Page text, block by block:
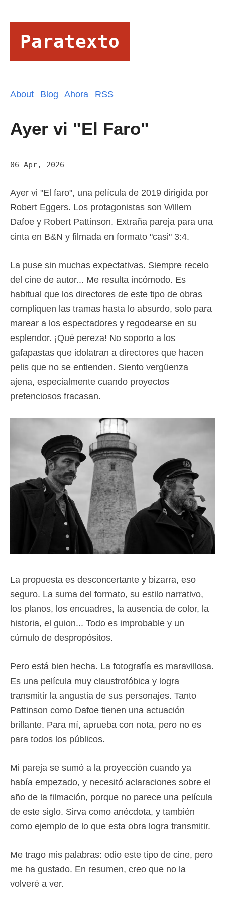
Paratexto
About Blog Ahora RSS
Ayer vi "El Faro"
06 Apr, 2026
Ayer vi "El faro", una película de 2019 dirigida por
Robert Eggers. Los protagonistas son Willem
Dafoe y Robert Pattinson. Extraña pareja para una
cinta en B&N y filmada en formato "casi" 3:4.
La puse sin muchas expectativas. Siempre recelo
del cine de autor... Me resulta incómodo. Es
habitual que los directores de este tipo de obras
compliquen las tramas hasta lo absurdo, solo para
marear a los espectadores y regodearse en su
esplendor. ¡Qué pereza! No soporto a los
gafapastas que idolatran a directores que hacen
pelis que no se entienden. Siento vergüenza
ajena, especialmente cuando proyectos
pretenciosos fracasan.
La propuesta es desconcertante y bizarra, eso
seguro. La suma del formato, su estilo narrativo,
los planos, los encuadres, la ausencia de color, la
historia, el guion... Todo es improbable y un
cúmulo de despropósitos.
Pero está bien hecha. La fotografía es maravillosa.
Es una película muy claustrofóbica y logra
transmitir la angustia de sus personajes. Tanto
Pattinson como Dafoe tienen una actuación
brillante. Para mí, aprueba con nota, pero no es
para todos los públicos.
Mi pareja se sumó a la proyección cuando ya
había empezado, y necesitó aclaraciones sobre el
año de la filmación, porque no parece una película
de este siglo. Sirva como anécdota, y también
como ejemplo de lo que esta obra logra transmitir.
Me trago mis palabras: odio este tipo de cine, pero
me ha gustado. En resumen, creo que no la
volveré a ver.